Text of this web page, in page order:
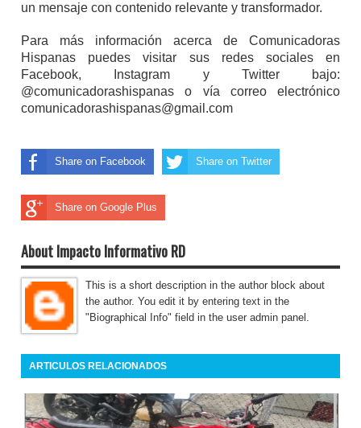
un mensaje con contenido relevante y transformador.
Para más información acerca de Comunicadoras
Hispanas puedes visitar sus redes sociales en
Facebook, Instagram y Twitter bajo:
@comunicadorashispanas o vía correo electrónico
comunicadorashispanas@gmail.com
Share on Facebook Share on Twitter
Share on Google Plus
About Impacto Informativo RD
This is a short description in the author block about
the author. You edit it by entering text in the
"Biographical Info" field in the user admin panel.
ARTICULOS RELACIONADOS